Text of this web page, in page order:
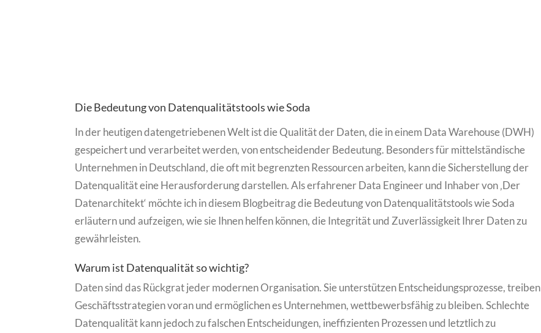
Die Bedeutung von Datenqualitätstools wie Soda
In der heutigen datengetriebenen Welt ist die Qualität der Daten, die in einem Data Warehouse (DWH)
gespeichert und verarbeitet werden, von entscheidender Bedeutung. Besonders für mittelständische
Unternehmen in Deutschland, die oft mit begrenzten Ressourcen arbeiten, kann die Sicherstellung der
Datenqualität eine Herausforderung darstellen. Als erfahrener Data Engineer und Inhaber von ‚Der
Datenarchitekt‘ möchte ich in diesem Blogbeitrag die Bedeutung von Datenqualitätstools wie Soda
erläutern und aufzeigen, wie sie Ihnen helfen können, die Integrität und Zuverlässigkeit Ihrer Daten zu
gewährleisten.
Warum ist Datenqualität so wichtig?
Daten sind das Rückgrat jeder modernen Organisation. Sie unterstützen Entscheidungsprozesse, treiben
Geschäftsstrategien voran und ermöglichen es Unternehmen, wettbewerbsfähig zu bleiben. Schlechte
Datenqualität kann jedoch zu falschen Entscheidungen, ineffizienten Prozessen und letztlich zu